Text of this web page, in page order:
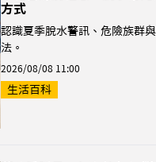
方式
認識夏季脫水警訊、危險族群
法。
2026/08/08 11:00
生活百科